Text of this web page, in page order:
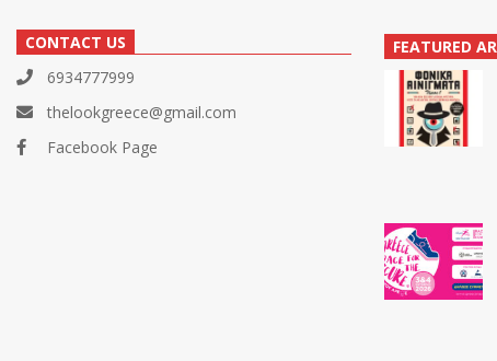
CONTACT US
6934777999
thelookgreece@gmail.com
Facebook Page
FEATURED